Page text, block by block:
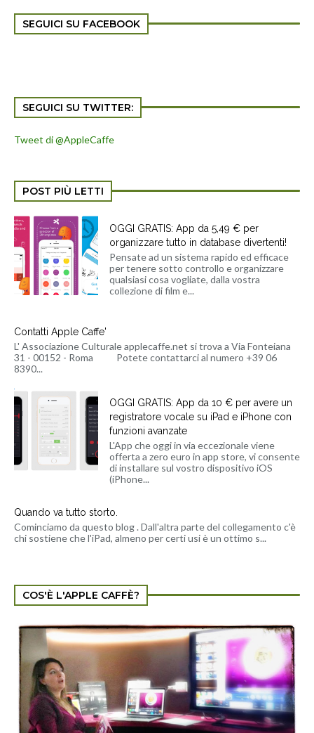
SEGUICI SU FACEBOOK
SEGUICI SU TWITTER:
Tweet di @AppleCaffe
POST PIÙ LETTI
OGGI GRATIS: App da 5,49 € per
organizzare tutto in database divertenti!
Pensate ad un sistema rapido ed efficace
per tenere sotto controllo e organizzare
qualsiasi cosa vogliate, dalla vostra
collezione di film e...
Contatti Apple Caffe'
L' Associazione Culturale applecaffe.net si trova a Via Fonteiana
31 - 00152 - Roma Potete contattarci al numero +39 06
8390...
OGGI GRATIS: App da 10 € per avere un
registratore vocale su iPad e iPhone con
funzioni avanzate
L'App che oggi in via eccezionale viene
offerta a zero euro in app store, vi consente
di installare sul vostro dispositivo iOS
(iPhone...
Quando va tutto storto.
Cominciamo da questo blog . Dall'altra parte del collegamento c'è
chi sostiene che l'iPad, almeno per certi usi è un ottimo s...
COS'È L'APPLE CAFFÈ?